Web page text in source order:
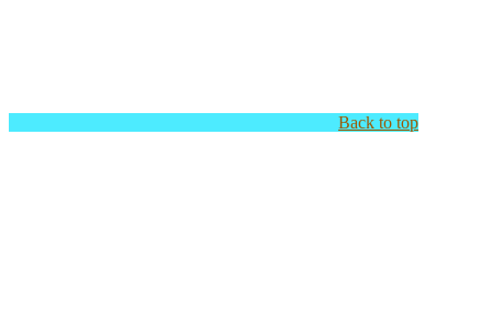
Back to top